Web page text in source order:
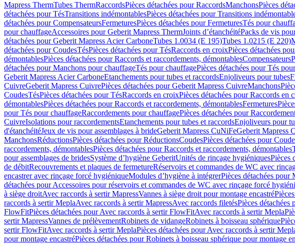
Mapress ThermTubes ThermRaccordsPièces détachées pour RaccordsManchonsPièces
détachées pour TésTransitions indémontablesPièces détachées pour Transitions
détachées pour CompensateursFermeturesPièces détachées pour FermeturesTés pour
pour chauffageAccessoires pour Geberit Mapress ThermJoints d’étanchéitéPacks de vis
détachées pour Geberit Mapress Acier CarboneTubes 1.0034 (E 195)Tubes 1.0215 (E 220)
détachées pour CoudesTésPièces détachées pour TésRaccords en croixPièces détachées
démontablesPièces détachées pour Raccords et raccordements, démontablesCompensateurs
détachées pour Manchons pour chauffageTés pour chauffagePièces détachées pour Tés
Geberit Mapress Acier CarboneEtanchements pour tubes et raccordsEnjoliveurs pour tubes
CuivreGeberit Mapress CuivrePièces détachées pour Geberit Mapress CuivreManchons
CoudesTésPièces détachées pour TésRaccords en croixPièces détachées pour Raccords en
démontablesPièces détachées pour Raccords et raccordements, démontablesFermetures
pour Tés pour chauffageRaccordements pour chauffagePièces détachées pour
CuivreIsolations pour raccordementsEtanchements pour tubes et raccordsEnjoliveurs pour
d'étanchéitéJeux de vis pour assemblages à brideGeberit Mapress CuNiFeGeberit Mapress
ManchonsRéductionsPièces détachées pour RéductionsCoudesPièces détachées pour
raccordements, démontablesPièces détachées pour Raccords et raccordements, démontables
pour assemblages de bridesSystème d’hygiène GeberitUnités de rinçage hygiéniquesPièces
de débitRecouvrements et plaques de fermetureRéservoirs et commandes de WC avec
encastrer avec rinçage forcé hygiéniqueModules d’hygiène à intégrerPièces détachées pour
détachées pour Accessoires pour réservoirs et commandes de WC avec rinçage forcé
à siège droitAvec raccords à sertir MapressVannes à siège droit pour montage encastré
raccords à sertir MeplaAvec raccords à sertir MapressAvec raccords filetésPièces détachées
FlowFitPièces détachées pour Avec raccords à sertir FlowFitAvec raccords à sertir Mepla
sertir MapressVannes de prélèvementRobinets de vidangeRobinets à boisseau sphérique
sertir FlowFitAvec raccords à sertir MeplaPièces détachées pour Avec raccords à sertir
pour montage encastréPièces détachées pour Robinets à boisseau sphérique pour montage